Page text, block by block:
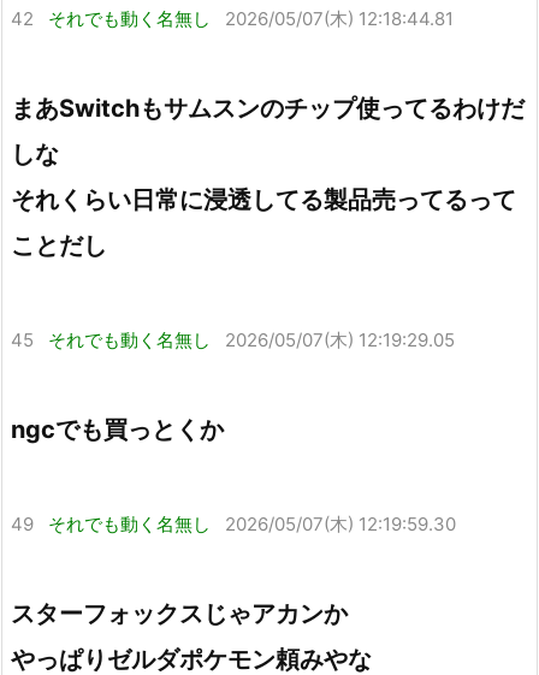
42 それでも動く名無し 2026/05/07(木) 12:18:44.81
まあSwitchもサムスンのチップ使ってるわけだ
しな
それくらい日常に浸透してる製品売ってるって
ことだし
45 それでも動く名無し 2026/05/07(木) 12:19:29.05
ngcでも買っとくか
49 それでも動く名無し 2026/05/07(木) 12:19:59.30
スターフォックスじゃアカンか
やっぱりゼルダポケモン頼みやな